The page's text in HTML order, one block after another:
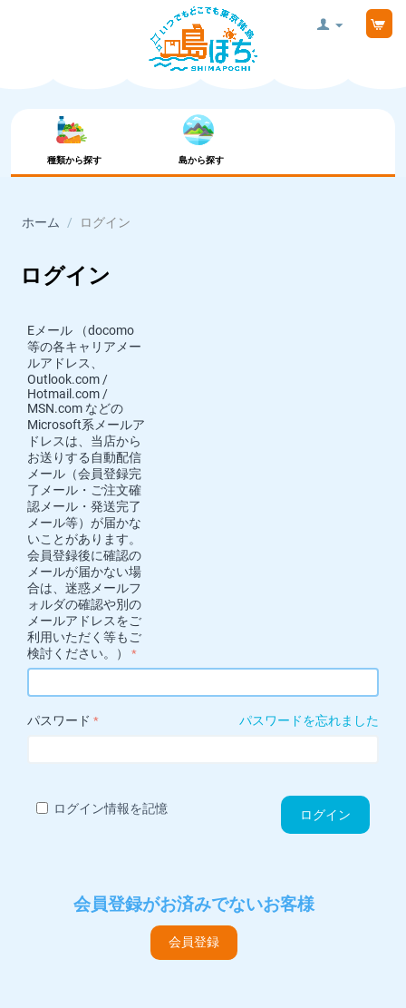
種類から探す 島から探す
ホーム / ログイン
ログイン
Eメール （docomo
等の各キャリアメー
ルアドレス、
Outlook.com /
Hotmail.com /
MSN.com などの
Microsoft系メールア
ドレスは、当店から
お送りする自動配信
メール（会員登録完
了メール・ご注文確
認メール・発送完了
メール等）が届かな
いことがあります。
会員登録後に確認の
メールが届かない場
合は、迷惑メールフ
ォルダの確認や別の
メールアドレスをご
利用いただく等もご
検討ください。）
パスワード パスワードを忘れました
ログイン
ログイン情報を記憶
会員登録がお済みでないお客様
会員登録